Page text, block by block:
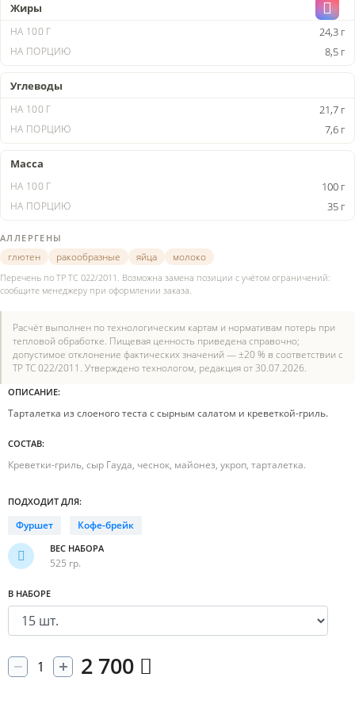
Жиры
24,3 г
8,5 г
Углеводы
21,7 г
7,6 г
Масса
100 г
35 г
АЛЛЕРГЕНЫ
глютен
ракообразные яйца
молоко
Перечень по ТР ТС 022/2011. Возможна замена позиции с учётом ограничений:
сообщите менеджеру при оформлении заказа.
Расчёт выполнен по технологическим картам и нормативам потерь при
тепловой обработке. Пищевая ценность приведена справочно;
допустимое отклонение фактических значений — ±20 % в соответствии с
ТР ТС 022/2011. Утверждено технологом, редакция от 30.07.2026.
ОПИСАНИЕ:
Тарталетка из слоеного теста с сырным салатом и креветкой-гриль.
СОСТАВ:
Креветки-гриль, сыр Гауда, чеснок, майонез, укроп, тарталетка.
ПОДХОДИТ ДЛЯ:
Фуршет Кофе-брейк
ВЕС НАБОРА
525 гр.
В НАБОРЕ
2 700